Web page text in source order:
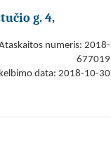
g. 4,
numeris: 2018-
677019
data: 2018-10-30